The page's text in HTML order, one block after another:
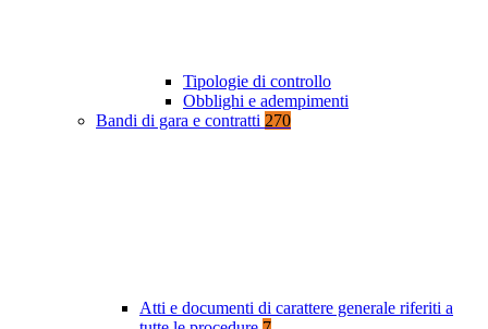
Tipologie di controllo
Obblighi e adempimenti
Bandi di gara e contratti 270
Atti e documenti di carattere generale riferiti a